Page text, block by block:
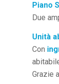
Piano
Due
Unità
Con
Grazie